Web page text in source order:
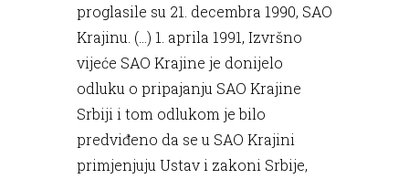
proglasile su 21. decembra 1990, SAO
Krajinu. (...) 1. aprila 1991, Izvršno
vijeće SAO Krajine je donijelo
odluku o pripajanju SAO Krajine
Srbiji i tom odlukom je bilo
predviđeno da se u SAO Krajini
primjenjuju Ustav i zakoni Srbije,